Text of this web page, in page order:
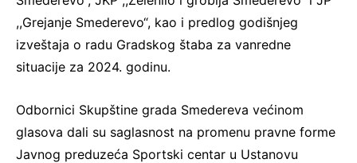
,,Grejanje Smederevo“, kao i predlog godišnjeg
izveštaja o radu Gradskog štaba za vanredne
situacije za 2024. godinu.
Odbornici Skupštine grada Smedereva većinom
glasova dali su saglasnost na promenu pravne forme
Javnog preduzeća Sportski centar u Ustanovu